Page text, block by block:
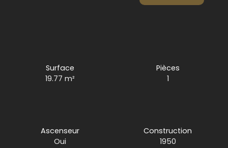
Surface
19.77m²
Pièces
1
Ascenseur
Oui
Construction
1950